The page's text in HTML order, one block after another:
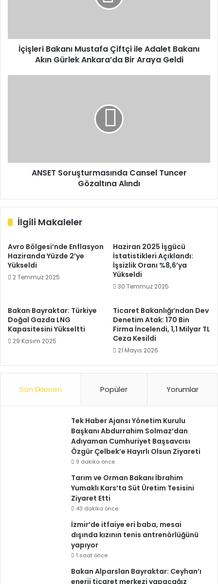
Gürlek
Ankara’da
İçişleri Bakanı Mustafa Çiftçi ile Adalet Bakanı
Akın Gürlek Ankara’da Bir Araya Geldi
ANSET Soruşturmasında Cansel Tuncer
Gözaltına Alındı
İlgili Makaleler
Avro Bölgesi’nde Enflasyon
Haziranda Yüzde 2’ye
Yükseldi
2 Temmuz 2025
Haziran 2025 İşgücü
İstatistikleri Açıklandı:
İşsizlik Oranı %8,6’ya
Yükseldi
30 Temmuz 2025
Bakan Bayraktar: Türkiye
Doğal Gazda LNG
Kapasitesini Yükseltti
29 Kasım 2025
Ticaret Bakanlığı’ndan Dev
Denetim Atak: 170 Bin
Firma İncelendi, 1,1 Milyar TL
Ceza Kesildi
21 Mayıs 2026
Son Eklenen Popüler Yorumlar
Tek Haber Ajansı Yönetim Kurulu
Başkanı Abdurrahim Solmaz’dan
Adıyaman Cumhuriyet Başsavcısı
Özgür Çelbek’e Hayırlı Olsun Ziyareti
9 dakika önce
Tarım ve Orman Bakanı İbrahim
Yumaklı Kars’ta Süt Üretim Tesisini
Ziyaret Etti
43 dakika önce
İzmir’de itfaiye eri baba, mesai
dışında kızının tenis antrenörlüğünü
yapıyor
1 saat önce
Bakan Alparslan Bayraktar: Ceyhan’ı
enerji ticaret merkezi yapacağız